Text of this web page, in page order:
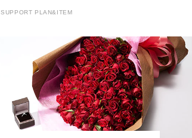
SUPPORT PLAN&ITEM